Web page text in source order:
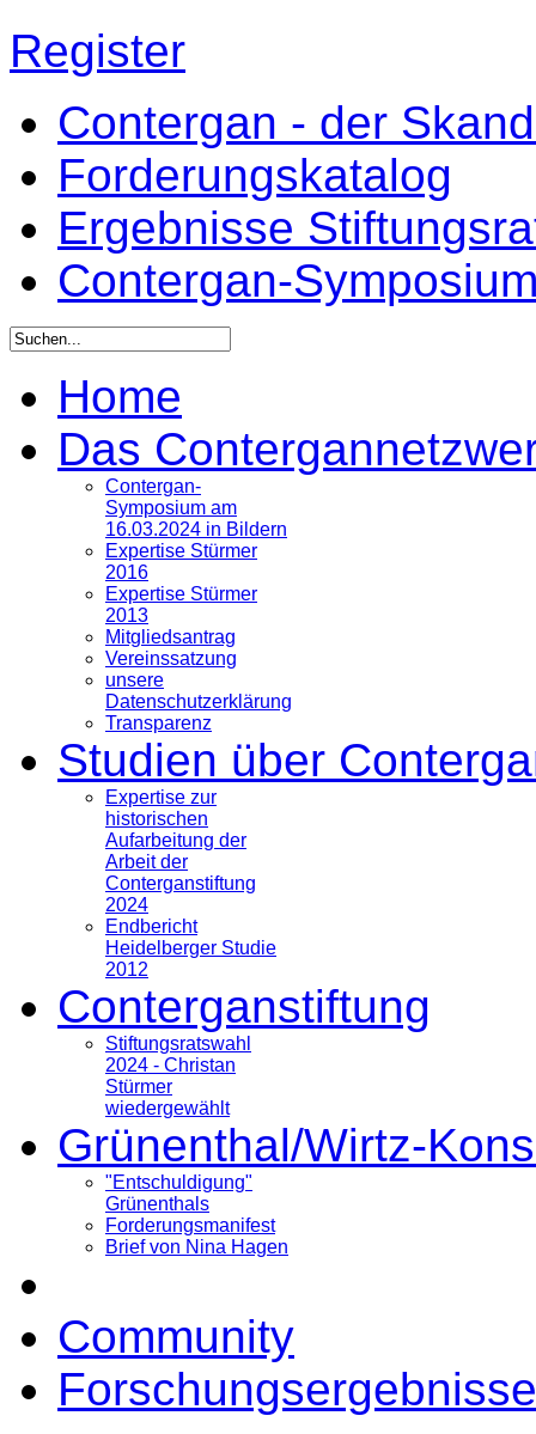
Register
Contergan - der
Forderungskatalog
Ergebnisse
Contergan-
Home
Das
Contergan-
Symposium am
16.03.2024 in Bildern
Expertise Stürmer
2016
Expertise Stürmer
2013
Mitgliedsantrag
Vereinssatzung
unsere
Datenschutzerklärung
Transparenz
Studien über
Expertise zur
historischen
Aufarbeitung der
Arbeit der
Conterganstiftung
2024
Endbericht
Heidelberger Studie
2012
Conterganstiftung
Stiftungsratswahl
2024 - Christan
Stürmer
wiedergewählt
Grünenthal/Wirtz-
"Entschuldigung"
Grünenthals
Forderungsmanifest
Brief von Nina Hagen
Community